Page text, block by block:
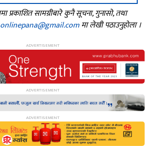
प्रकाशित सामग्रीबारे कुनै सूचना, गुनासो, तथा
onlinepana@gmail.comमा लेखी पठाउनुहोला ।